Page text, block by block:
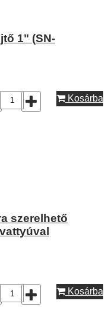
1" (SN-
Kosárba
szerelhető
Kosárba